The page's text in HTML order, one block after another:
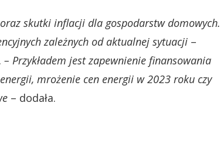
skutki inflacji dla gospodarstw domowych.
zależnych od aktualnej sytuacji –
– Przykładem jest zapewnienie finansowania
mrożenie cen energii w 2023 roku czy
– dodała.